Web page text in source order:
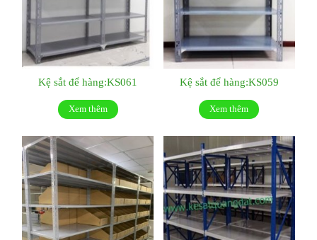
Kệ sắt để hàng:KS061
Xem thêm
Kệ sắt để hàng:KS059
Xem thêm